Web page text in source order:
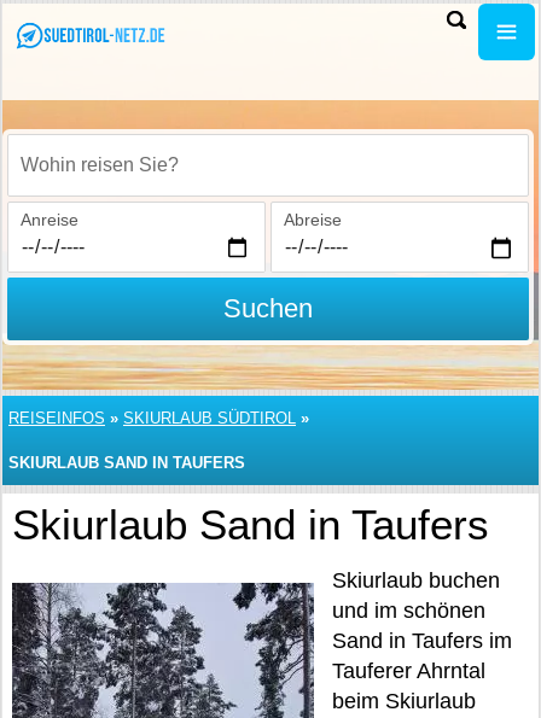
Wohin reisen Sie?
Anreise Abreise
Suchen
REISEINFOS » SKIURLAUB SÜDTIROL »
SKIURLAUB SAND IN TAUFERS
Skiurlaub Sand in Taufers
Skiurlaub buchen
und im schönen
Sand in Taufers im
Tauferer Ahrntal
beim Skiurlaub